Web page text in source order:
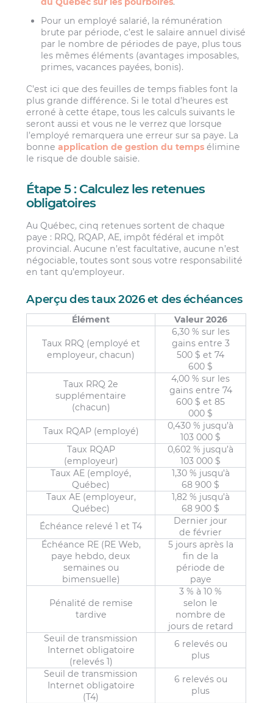
Pour un employé salarié, la rémunération
brute par période, c’est le salaire annuel divisé
par le nombre de périodes de paye, plus tous
les mêmes éléments (avantages imposables,
primes, vacances payées, bonis).
C’est ici que des feuilles de temps fiables font la
plus grande différence. Si le total d’heures est
erroné à cette étape, tous les calculs suivants le
seront aussi et vous ne le verrez que lorsque
l’employé remarquera une erreur sur sa paye. La
bonneapplication de gestion du temps élimine
le risque de double saisie.
Étape 5 : Calculez les retenues
obligatoires
Au Québec, cinq retenues sortent de chaque
paye : RRQ, RQAP, AE, impôt fédéral et impôt
provincial. Aucune n’est facultative, aucune n’est
négociable, toutes sont sous votre responsabilité
en tant qu’employeur.
Aperçu des taux 2026 et des échéances
Élément Valeur 2026
Taux RRQ (employé et
employeur, chacun)
6,30 % sur les
gains entre 3
500 $ et 74
600 $
Taux RRQ 2e
supplémentaire
(chacun)
4,00 % sur les
gains entre 74
600 $ et 85
000 $
Taux RQAP (employé)
0,430 % jusqu’à
103 000 $
Taux RQAP
(employeur)
0,602 % jusqu’à
103 000 $
Taux AE (employé,
Québec)
1,30 % jusqu’à
68 900 $
Taux AE (employeur,
Québec)
1,82 % jusqu’à
68 900 $
Échéance relevé 1 et T4
Dernier jour
de février
Échéance RE (RE Web,
paye hebdo, deux
semaines ou
bimensuelle)
5 jours après la
fin de la
période de
paye
Pénalité de remise
tardive
3 % à 10 %
selon le
nombre de
jours de retard
Seuil de transmission
Internet obligatoire
(relevés 1)
6 relevés ou
plus
Seuil de transmission
Internet obligatoire
(T4)
6 relevés ou
plus